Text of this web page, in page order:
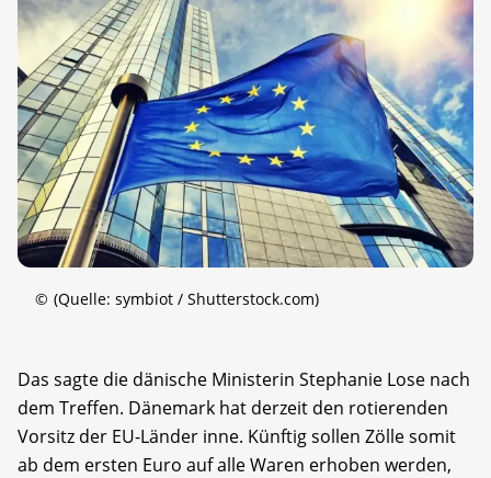
© (Quelle: symbiot / Shutterstock.com)
Das sagte die dänische Ministerin Stephanie Lose nach
dem Treffen. Dänemark hat derzeit den rotierenden
Vorsitz der EU-Länder inne. Künftig sollen Zölle somit
ab dem ersten Euro auf alle Waren erhoben werden,